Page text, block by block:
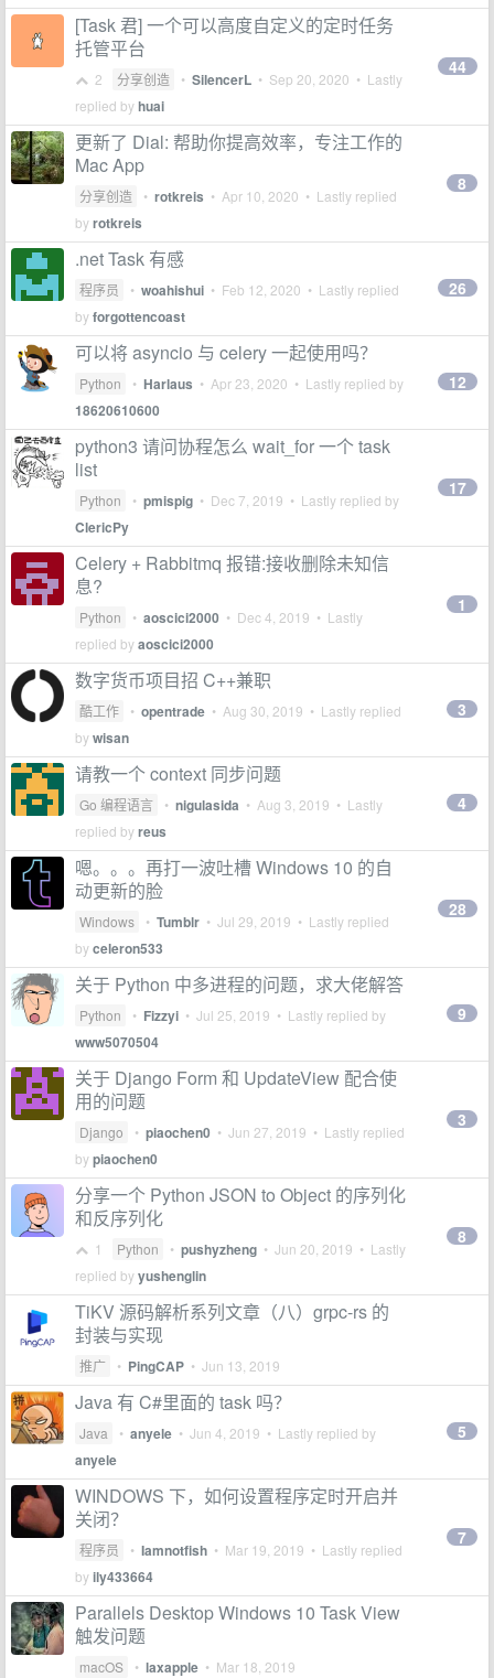
[Task 君] 一个可以高度自定义的定时任务
托管平台
2 分享创造 • SilencerL • Sep 20, 2020 • Lastly
replied byhuai
44
更新了 Dial: 帮助你提高效率，专注工作的
Mac App
分享创造 • rotkreis • Apr 10, 2020 • Lastly replied
byrotkreis
8
.net Task 有感
程序员 • woahishui • Feb 12, 2020 • Lastly replied
byforgottencoast
26
可以将 asyncio 与 celery 一起使用吗？
Python • Harlaus • Apr 23, 2020 • Lastly replied by
18620610600
12
python3 请问协程怎么 wait_for 一个 task
list
Python • pmispig • Dec 7, 2019 • Lastly replied by
ClericPy
17
Celery + Rabbitmq 报错:接收删除未知信
息?
Python • aoscici2000 • Dec 4, 2019 • Lastly
replied byaoscici2000
1
数字货币项目招 C++兼职
酷工作 • opentrade • Aug 30, 2019 • Lastly replied
bywisan
3
请教一个 context 同步问题
Go 编程语言 • nigulasida • Aug 3, 2019 • Lastly
replied byreus
4
嗯。。。再打一波吐槽 Windows 10 的自
动更新的脸
Windows • Tumblr • Jul 29, 2019 • Lastly replied
byceleron533
28
关于 Python 中多进程的问题，求大佬解答
Python • Fizzyi • Jul 25, 2019 • Lastly replied by
www5070504
9
关于 Django Form 和 UpdateView 配合使
用的问题
Django • piaochen0 • Jun 27, 2019 • Lastly replied
bypiaochen0
3
分享一个 Python JSON to Object 的序列化
和反序列化
1 Python • pushyzheng • Jun 20, 2019 • Lastly
replied byyushenglin
8
TiKV 源码解析系列文章（八）grpc-rs 的
封装与实现
推广 • PingCAP • Jun 13, 2019
Java 有 C#里面的 task 吗？
Java • anyele • Jun 4, 2019 • Lastly replied by
anyele
5
WINDOWS 下，如何设置程序定时开启并
关闭？
程序员 • Iamnotfish • Mar 19, 2019 • Lastly replied
byily433664
7
Parallels Desktop Windows 10 Task View
触发问题
macOS • laxapple • Mar 18, 2019